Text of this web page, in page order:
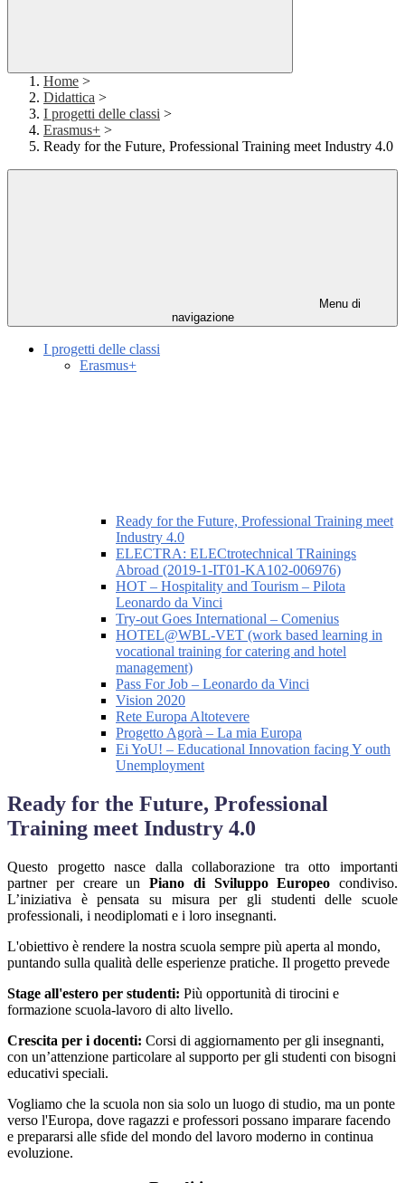
Home >
Didattica >
I progetti delle classi >
Erasmus+ >
Ready for the Future, Professional Training meet Industry 4.0
Menu di
navigazione
I progetti delle classi
Erasmus+
Ready for the Future, Professional Training meet
Industry 4.0
ELECTRA: ELECtrotechnical TRainings
Abroad (2019-1-IT01-KA102-006976)
HOT – Hospitality and Tourism – Pilota
Leonardo da Vinci
Try-out Goes International – Comenius
HOTEL@WBL-VET (work based learning in
vocational training for catering and hotel
management)
Pass For Job – Leonardo da Vinci
Vision 2020
Rete Europa Altotevere
Progetto Agorà – La mia Europa
Ei YoU! – Educational Innovation facing Y outh
Unemployment
Ready for the Future, Professional
Training meet Industry 4.0
Questo progetto nasce dalla collaborazione tra otto importanti
partner per creare un
Piano di Sviluppo Europeo condiviso.
L’iniziativa è pensata su misura per gli studenti delle scuole
professionali, i neodiplomati e i loro insegnanti.
L'obiettivo è rendere la nostra scuola sempre più aperta al mondo,
puntando sulla qualità delle esperienze pratiche. Il progetto prevede
Stage all'estero per studenti: Più opportunità di tirocini e
formazione scuola-lavoro di alto livello.
Crescita per i docenti: Corsi di aggiornamento per gli insegnanti,
con un’attenzione particolare al supporto per gli studenti con bisogni
educativi speciali.
Vogliamo che la scuola non sia solo un luogo di studio, ma un ponte
verso l'Europa, dove ragazzi e professori possano imparare facendo
e prepararsi alle sfide del mondo del lavoro moderno in continua
evoluzione.